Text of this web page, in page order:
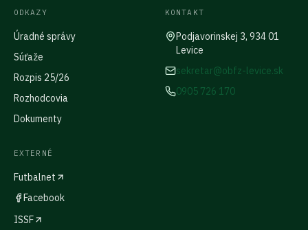
ODKAZY
Úradné správy
Súťaže
Rozpis 25/26
Rozhodcovia
Dokumenty
KONTAKT
Podjavorinskej 3, 934 01
Levice
sekretar@obfz-levice.sk
0905 726 170
EXTERNÉ
Futbalnet
Facebook
ISSF